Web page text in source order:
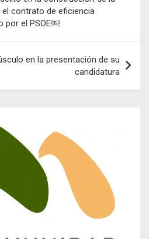
el contrato de eficiencia
por el PSOE￼
en la presentación de su
candidatura